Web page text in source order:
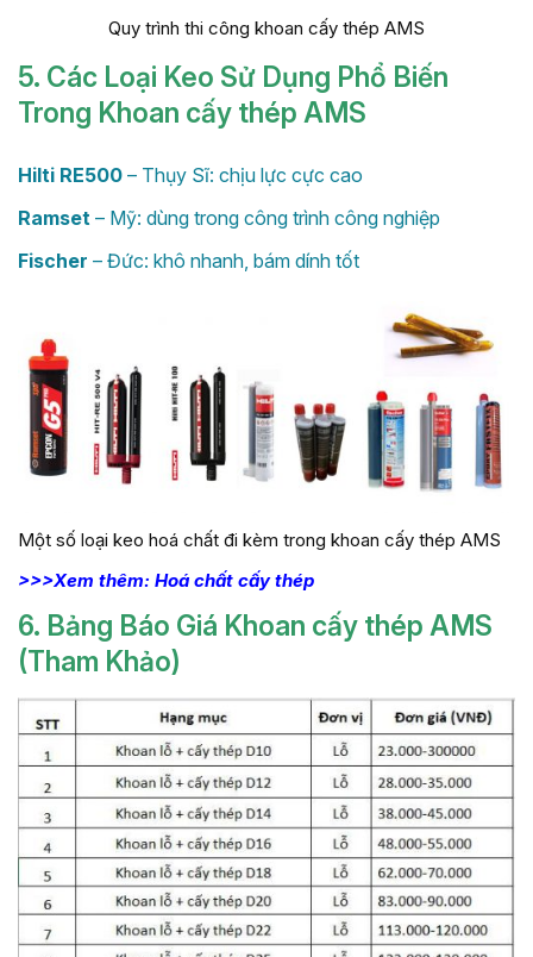
Quy trình thi công khoan cấy thép AMS
5. Các Loại Keo Sử Dụng Phổ Biến
Trong Khoan cấy thép AMS
Hilti RE500 – Thụy Sĩ: chịu lực cực cao
Ramset – Mỹ: dùng trong công trình công nghiệp
Fischer – Đức: khô nhanh, bám dính tốt
Một số loại keo hoá chất đi kèm trong khoan cấy thép AMS
>>>Xem thêm: Hoá chất cấy thép
6. Bảng Báo Giá Khoan cấy thép AMS
(Tham Khảo)